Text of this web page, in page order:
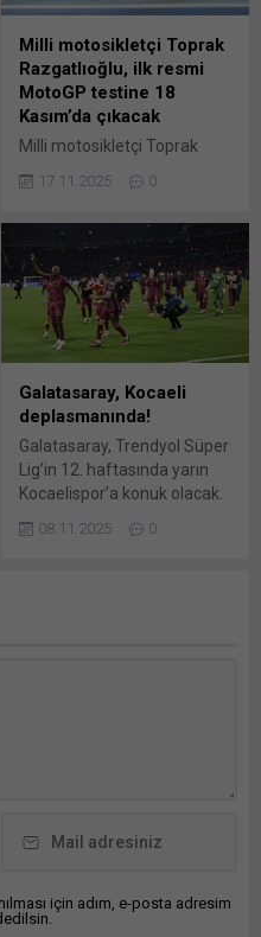
Müsabakası kapsamında
Beşiktaş Stadyumu tribün
koltuklarının sökülmesi,
depolanması ve yeniden
montajı” işine yönelik ihale
yapılacağını resmen
duyurdu. UEFA...
Milli motosikletçi Toprak
Razgatlıoğlu, ilk resmi
MotoGP testine 18
Kasım’da çıkacak
Milli motosikletçi Toprak
Razgatlıoğlu, ilk resmi
MotoGP Dünya Şampiyonası
çıkacak. Bu sezon üçüncü
Dünya Superbike
şampiyonluğunu (WSBK)
ilan eden Red Bull sporcusu
Toprak Razgatlıoğlu,
İspanya’nın Valencia
kentinde gerçekleştirilecek
MotoGP testinde Yamaha
motoruyla piste çıkacak.
Aragon’da 10 Kasım’da
yapılan hazırlık testine de
katılan milli sporcu, en...
17.11.2025 0
Galatasaray, Kocaeli
deplasmanında!
Galatasaray, Trendyol Süper
Lig’in 12. haftasında yarın
Kocaelispor’a konuk olacak.
sürdüren Galatasaray, bu
08.11.2025 0
için adım, e-posta adresim